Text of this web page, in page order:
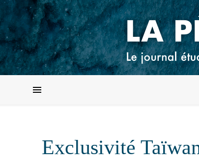
Exclusivité